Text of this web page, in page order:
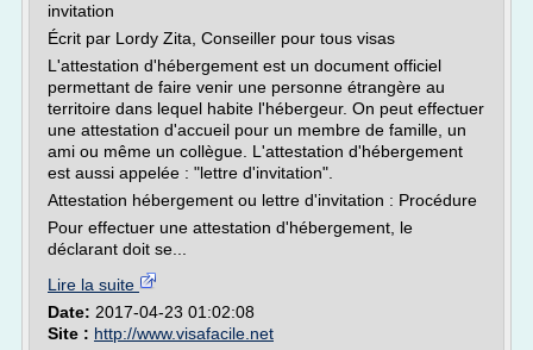
invitation
Écrit par Lordy Zita, Conseiller pour tous visas
L'attestation d'hébergement est un document officiel
permettant de faire venir une personne étrangère au
territoire dans lequel habite l'hébergeur. On peut effectuer
une attestation d'accueil pour un membre de famille, un
ami ou même un collègue. L'attestation d'hébergement
est aussi appelée : "lettre d'invitation".
Attestation hébergement ou lettre d'invitation : Procédure
Pour effectuer une attestation d'hébergement, le
déclarant doit se...
Lire la suite
Date: 2017-04-23 01:02:08
Site : http://www.visafacile.net